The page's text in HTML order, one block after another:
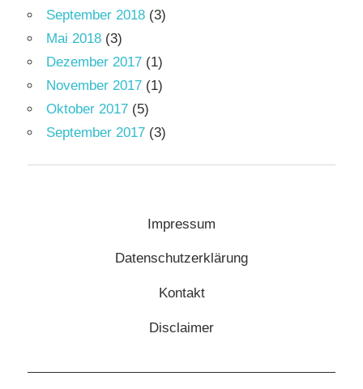
September 2018 (3)
Mai 2018 (3)
Dezember 2017 (1)
November 2017 (1)
Oktober 2017 (5)
September 2017 (3)
Impressum
Datenschutzerklärung
Kontakt
Disclaimer